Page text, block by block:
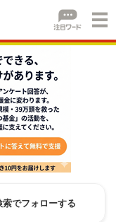
でフォローする